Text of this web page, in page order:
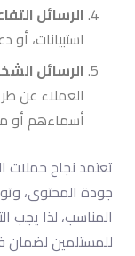
الرسائل
استبيانات،
الرسائل
العملاء عن
أسماءهم أو
تعتمد نجاح حملات
جودة المحتوى،
المناسب، لذا يجب
للمستلمين لضمان